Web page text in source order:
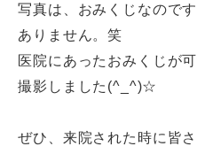
写真は、おみくじなので
ありません。笑
医院にあったおみくじが
撮影しました(^_^)☆
ぜひ、来院された時に皆